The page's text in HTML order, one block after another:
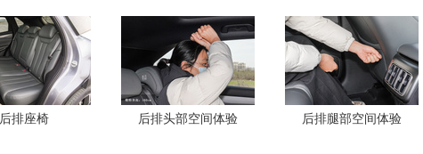
后排座椅 后排头部空间体验 后排腿部空间体验